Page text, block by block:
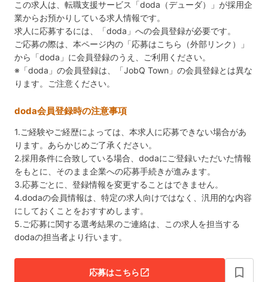
この求人は、転職支援サービス「doda（デューダ）」が採用企
業からお預かりしている求人情報です。
求人に応募するには、「doda」への会員登録が必要です。
ご応募の際は、本ページ内の「応募はこちら（外部リンク）」
から「doda」に会員登録のうえ、ご利用ください。
※「doda」の会員登録は、「JobQ Town」の会員登録とは異な
ります。ご注意ください。
doda会員登録時の注意事項
1.ご経験やご経歴によっては、本求人に応募できない場合があ
ります。あらかじめご了承ください。
2.採用条件に合致している場合、dodaにご登録いただいた情報
をもとに、そのまま企業への応募手続きが進みます。
3.応募ごとに、登録情報を変更することはできません。
4.dodaの会員情報は、特定の求人向けではなく、汎用的な内容
にしておくことをおすすめします。
5.ご応募に関する選考結果のご連絡は、この求人を担当する
dodaの担当者より行います。
応募はこちらopen_in_new bookmark_border